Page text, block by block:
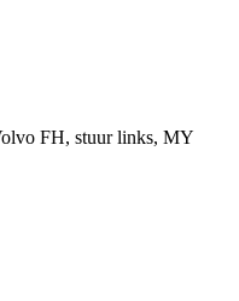
FH, stuur links, MY